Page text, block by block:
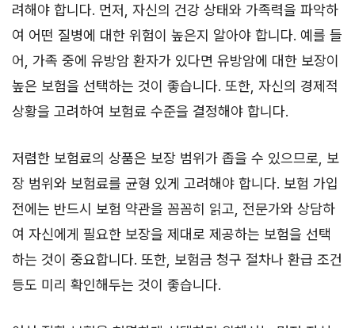
려해야 합니다. 먼저, 자신의 건강 상태와 가족력을 파악하
여 어떤 질병에 대한 위험이 높은지 알아야 합니다. 예를 들
어, 가족 중에 유방암 환자가 있다면 유방암에 대한 보장이
높은 보험을 선택하는 것이 좋습니다. 또한, 자신의 경제적
상황을 고려하여 보험료 수준을 결정해야 합니다.
저렴한 보험료의 상품은 보장 범위가 좁을 수 있으므로, 보
장 범위와 보험료를 균형 있게 고려해야 합니다. 보험 가입
전에는 반드시 보험 약관을 꼼꼼히 읽고, 전문가와 상담하
여 자신에게 필요한 보장을 제대로 제공하는 보험을 선택
하는 것이 중요합니다. 또한, 보험금 청구 절차나 환급 조건
등도 미리 확인해두는 것이 좋습니다.